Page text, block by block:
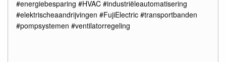
#energiebesparing #HVAC #industriëleautomatisering
#elektrischeaandrijvingen #FujiElectric #transportbanden
#pompsystemen #ventilatorregeling